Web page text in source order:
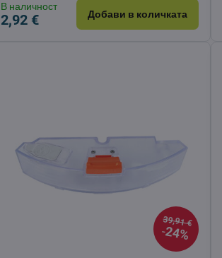
В наличност
2,92 € Добави в количката
39,91 €
24%